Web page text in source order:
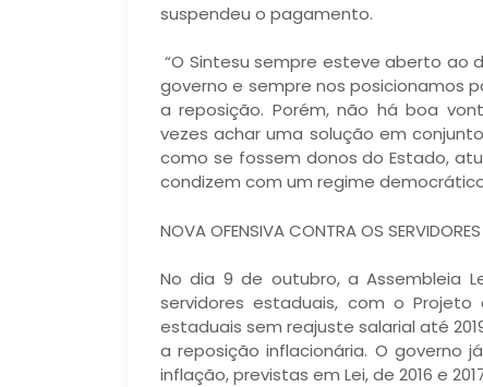
suspendeu o pagamento.
“O Sintesu sempre esteve aberto ao
governo e sempre nos posicionamos
a reposição. Porém, não há boa
vezes achar uma solução em
como se fossem donos do Estado,
condizem com um regime
NOVA OFENSIVA CONTRA OS SERVIDORES
No dia 9 de outubro, a Assembleia
servidores estaduais, com o Projeto
estaduais sem reajuste salarial até
a reposição inflacionária. O governo
inflação, previstas em Lei, de 2016 e